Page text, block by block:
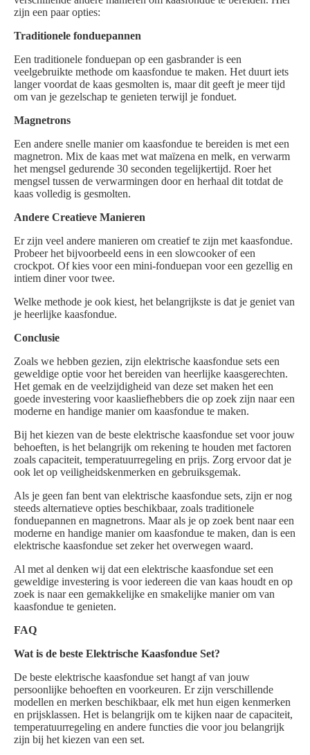
zijn een paar opties:
Traditionele fonduepannen
Een traditionele fonduepan op een gasbrander is een
veelgebruikte methode om kaasfondue te maken. Het duurt iets
langer voordat de kaas gesmolten is, maar dit geeft je meer tijd
om van je gezelschap te genieten terwijl je fonduet.
Magnetrons
Een andere snelle manier om kaasfondue te bereiden is met een
magnetron. Mix de kaas met wat maïzena en melk, en verwarm
het mengsel gedurende 30 seconden tegelijkertijd. Roer het
mengsel tussen de verwarmingen door en herhaal dit totdat de
kaas volledig is gesmolten.
Andere Creatieve Manieren
Er zijn veel andere manieren om creatief te zijn met kaasfondue.
Probeer het bijvoorbeeld eens in een slowcooker of een
crockpot. Of kies voor een mini-fonduepan voor een gezellig en
intiem diner voor twee.
Welke methode je ook kiest, het belangrijkste is dat je geniet van
je heerlijke kaasfondue.
Conclusie
Zoals we hebben gezien, zijn elektrische kaasfondue sets een
geweldige optie voor het bereiden van heerlijke kaasgerechten.
Het gemak en de veelzijdigheid van deze set maken het een
goede investering voor kaasliefhebbers die op zoek zijn naar een
moderne en handige manier om kaasfondue te maken.
Bij het kiezen van de beste elektrische kaasfondue set voor jouw
behoeften, is het belangrijk om rekening te houden met factoren
zoals capaciteit, temperatuurregeling en prijs. Zorg ervoor dat je
ook let op veiligheidskenmerken en gebruiksgemak.
Als je geen fan bent van elektrische kaasfondue sets, zijn er nog
steeds alternatieve opties beschikbaar, zoals traditionele
fonduepannen en magnetrons. Maar als je op zoek bent naar een
moderne en handige manier om kaasfondue te maken, dan is een
elektrische kaasfondue set zeker het overwegen waard.
Al met al denken wij dat een elektrische kaasfondue set een
geweldige investering is voor iedereen die van kaas houdt en op
zoek is naar een gemakkelijke en smakelijke manier om van
kaasfondue te genieten.
FAQ
Wat is de beste Elektrische Kaasfondue Set?
De beste elektrische kaasfondue set hangt af van jouw
persoonlijke behoeften en voorkeuren. Er zijn verschillende
modellen en merken beschikbaar, elk met hun eigen kenmerken
en prijsklassen. Het is belangrijk om te kijken naar de capaciteit,
temperatuurregeling en andere functies die voor jou belangrijk
zijn bij het kiezen van een set.